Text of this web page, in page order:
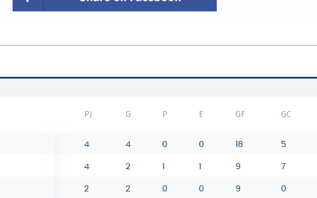
PJ G P E GF GC
4 4 0 0 18 5
4 2 9 7
2 2 0 0 9 0